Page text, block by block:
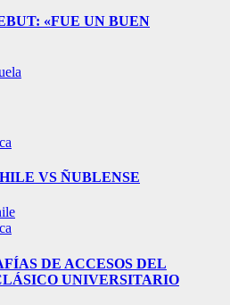
«FUE UN BUEN
VS ÑUBLENSE
DE ACCESOS DEL
UNIVERSITARIO